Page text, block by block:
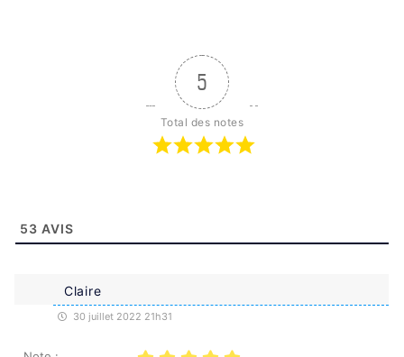
5
Total des notes
53 AVIS
Claire
30 juillet 2022 21h31